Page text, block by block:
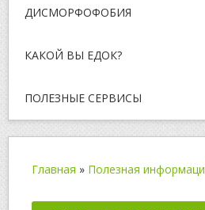
ДИСМОРФОФОБИЯ
КАКОЙ ВЫ ЕДОК?
ПОЛЕЗНЫЕ СЕРВИСЫ
Главная » Полезная